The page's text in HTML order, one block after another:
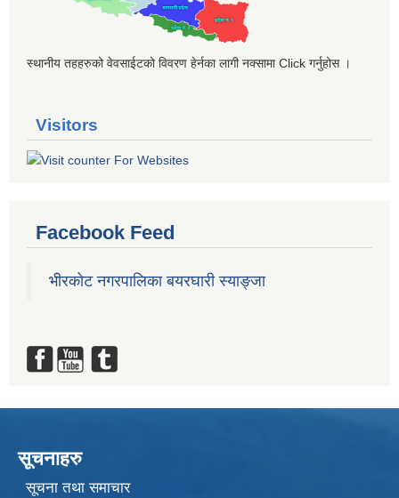
स्थानीय तहहरुको वेवसाईटको विवरण हेर्नका लागी नक्सामा Click गर्नुहोस ।
Visitors
Facebook Feed
भीरकोट नगरपालिका बयरघारी स्याङ्जा
सूचनाहरु
सूचना तथा समाचार